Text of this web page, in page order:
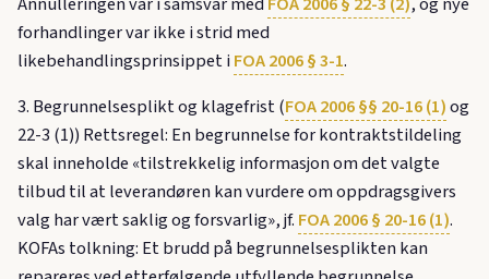
forhandlinger var ikke i strid med
likebehandlingsprinsippet iFOA 2006 § 3-1.
3. Begrunnelsesplikt og klagefrist (FOA 2006 §§ 20-16 (1)og
22-3 (1)) Rettsregel: En begrunnelse for kontraktstildeling
skal inneholde «tilstrekkelig informasjon om det valgte
tilbud til at leverandøren kan vurdere om oppdragsgivers
valg har vært saklig og forsvarlig», jf. FOA 2006 § 20-16 (1).
KOFAs tolkning: Et brudd på begrunnelsesplikten kan